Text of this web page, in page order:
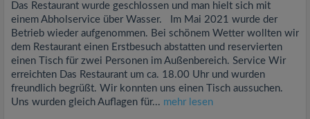
Das Restaurant wurde geschlossen und man hielt sich mit
einem Abholservice über Wasser. Im Mai 2021 wurde der
Betrieb wieder aufgenommen. Bei schönem Wetter wollten wir
dem Restaurant einen Erstbesuch abstatten und reservierten
einen Tisch für zwei Personen im Außenbereich. Service Wir
erreichten Das Restaurant um ca. 18.00 Uhr und wurden
freundlich begrüßt. Wir konnten uns einen Tisch aussuchen.
Uns wurden gleich Auflagen für... mehr lesen